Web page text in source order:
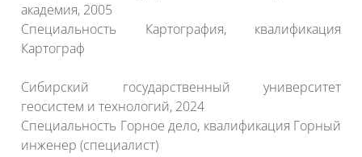
академия, 2005
Специальность Картография, квалификация
Картограф
Сибирский государственный университет
геосистем и технологий, 2024
Специальность Горное дело, квалификация Горный
инженер (специалист)